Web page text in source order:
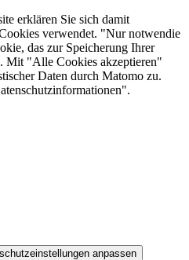
erklären Sie sich damit
verwendet. "Nur notwendie
das zur Speicherung Ihrer
Mit "Alle Cookies akzeptieren"
Daten durch Matomo zu.
anpassen